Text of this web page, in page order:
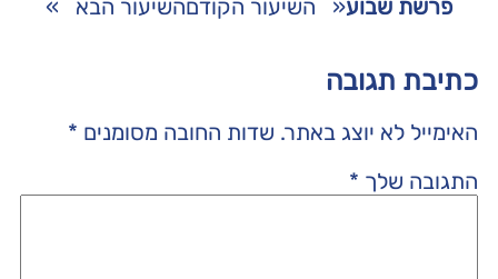
פרשת שבוע« השיעור הקודםהשיעור הבא »
כתיבת תגובה
האימייל לא יוצג באתר. שדות החובה מסומנים *
התגובה שלך *